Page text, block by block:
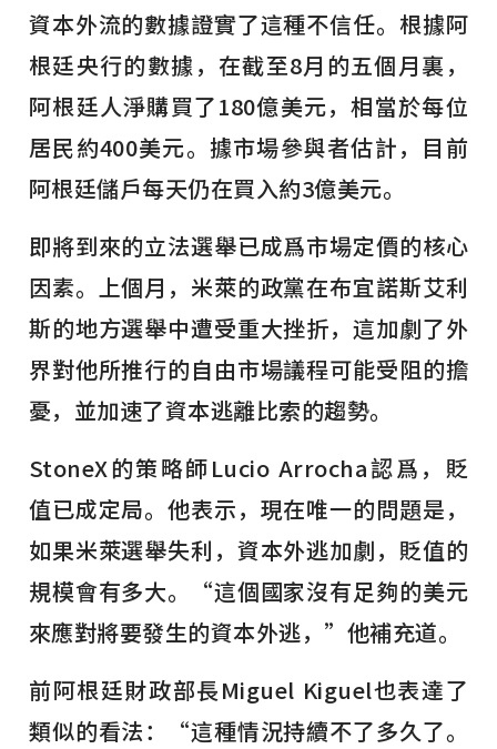
資本外流的數據證實了這種不信任。根據阿
根廷央行的數據，在截至8月的五個月裏，
阿根廷人淨購買了180億美元，相當於每位
居民約400美元。據市場參與者估計，目前
阿根廷儲戶每天仍在買入約3億美元。
即將到來的立法選舉已成爲市場定價的核心
因素。上個月，米萊的政黨在布宜諾斯艾利
斯的地方選舉中遭受重大挫折，這加劇了外
界對他所推行的自由市場議程可能受阻的擔
憂，並加速了資本逃離比索的趨勢。
StoneX的策略師Lucio Arrocha認爲，貶
值已成定局。他表示，現在唯一的問題是，
如果米萊選舉失利，資本外逃加劇，貶值的
規模會有多大。“這個國家沒有足夠的美元
來應對將要發生的資本外逃，”他補充道。
前阿根廷財政部長Miguel Kiguel也表達了
類似的看法：“這種情況持續不了多久了。